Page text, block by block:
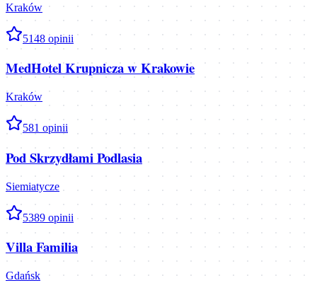
Kraków
5148 opinii
MedHotel Krupnicza w Krakowie
Kraków
581 opinii
Pod Skrzydłami Podlasia
Siemiatycze
5389 opinii
Villa Familia
Gdańsk